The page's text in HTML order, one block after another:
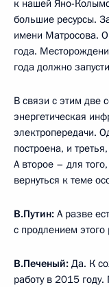
к нашей Яно-
большие ресурсы.
имени Матросова.
года.
года должно
В связи с этим две
энергетическая
электропередачи.
построена, и
А второе – для
вернуться к теме
В.Путин: А разве
с продлением
В.Печеный: Да. К
работу в 2015